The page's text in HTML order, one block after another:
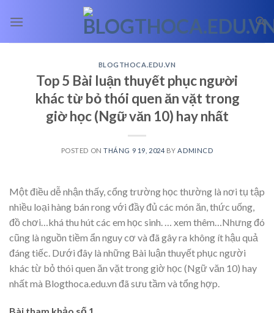
BLOGTHOCA.EDU.VN
Top 5 Bài luận thuyết phục người
khác từ bỏ thói quen ăn vặt trong
giờ học (Ngữ văn 10) hay nhất
POSTED ONTHÁNG 9 19, 2024 BY ADMINCD
Một điều dễ nhận thấy, cổng trường học thường là nơi tụ tập
nhiều loại hàng bán rong với đầy đủ các món ăn, thức uống,
đồ chơi…khá thu hút các em học sinh.
… xem thêm… Nhưng đó
cũng là nguồn tiềm ẩn nguy cơ và đã gây ra không ít hậu quả
đáng tiếc. Dưới đây là những Bài luận thuyết phục người
khác từ bỏ thói quen ăn vặt trong giờ học (Ngữ văn 10) hay
nhất mà Blogthoca.edu.vn đã sưu tầm và tổng hợp.